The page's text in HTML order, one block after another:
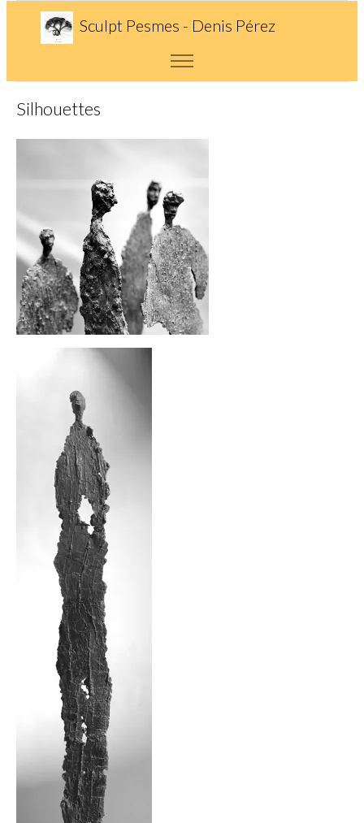
Sculpt Pesmes - Denis Pérez
Silhouettes